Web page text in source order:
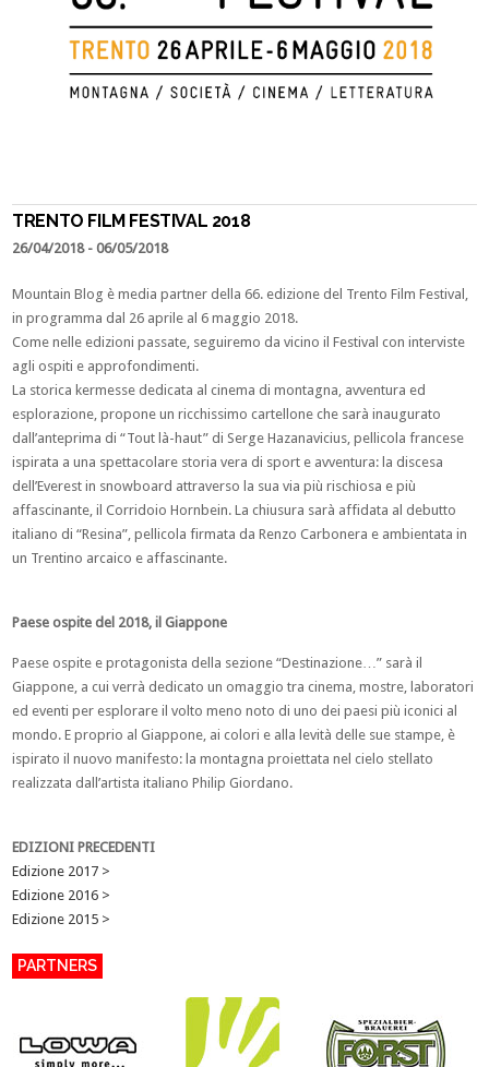
TRENTO FILM FESTIVAL 2018
26/04/2018 - 06/05/2018
Mountain Blog è media partner della 66. edizione del Trento Film Festival,
in programma dal 26 aprile al 6 maggio 2018.
Come nelle edizioni passate, seguiremo da vicino il Festival con interviste
agli ospiti e approfondimenti.
La storica kermesse dedicata al cinema di montagna, avventura ed
esplorazione, propone un ricchissimo cartellone che sarà inaugurato
dall’anteprima di “Tout là-haut” di Serge Hazanavicius, pellicola francese
ispirata a una spettacolare storia vera di sport e avventura: la discesa
dell’Everest in snowboard attraverso la sua via più rischiosa e più
affascinante, il Corridoio Hornbein. La chiusura sarà affidata al debutto
italiano di “Resina”, pellicola firmata da Renzo Carbonera e ambientata in
un Trentino arcaico e affascinante.
Paese ospite del 2018, il Giappone
Paese ospite e protagonista della sezione “Destinazione…” sarà il
Giappone, a cui verrà dedicato un omaggio tra cinema, mostre, laboratori
ed eventi per esplorare il volto meno noto di uno dei paesi più iconici al
mondo. E proprio al Giappone, ai colori e alla levità delle sue stampe, è
ispirato il nuovo manifesto: la montagna proiettata nel cielo stellato
realizzata dall’artista italiano Philip Giordano.
EDIZIONI PRECEDENTI
Edizione 2017 >
Edizione 2016 >
Edizione 2015 >
PARTNERS